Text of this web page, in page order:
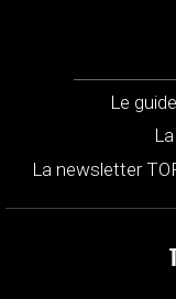
Le
La newsletter